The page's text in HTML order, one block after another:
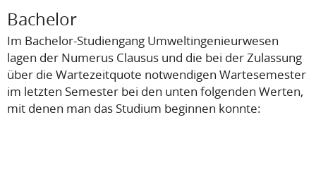
Bachelor
Im Bachelor-Studiengang Umweltingenieurwesen
lagen der Numerus Clausus und die bei der Zulassung
über die Wartezeitquote notwendigen Wartesemester
im letzten Semester bei den unten folgenden Werten,
mit denen man das Studium beginnen konnte: